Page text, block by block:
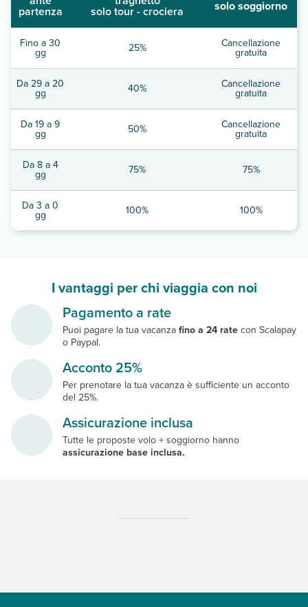
partenza solo tour - crociera solo soggiorno
Fino a 30
gg 25% Cancellazione
gratuita
Da 29 a 20
gg 40% Cancellazione
gratuita
Da 19 a 9
gg 50% Cancellazione
gratuita
Da 8 a 4
gg 75% 75%
Da 3 a 0
gg 100% 100%
I vantaggi per chi viaggia con noi
Pagamento a rate
Puoi pagare la tua vacanzafino a 24 ratecon Scalapay
o Paypal.
Acconto 25%
Per prenotare la tua vacanza è sufficiente un acconto
del 25%.
Assicurazione inclusa
Tutte le proposte volo + soggiorno hanno
assicurazione base inclusa.